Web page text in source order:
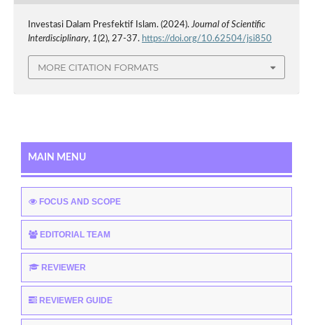
Investasi Dalam Presfektif Islam. (2024).Journal of Scientific
Interdisciplinary, 1(2), 27-37. https://doi.org/10.62504/jsi850
MORE CITATION FORMATS
MAIN MENU
FOCUS AND SCOPE
EDITORIAL TEAM
REVIEWER
REVIEWER GUIDE